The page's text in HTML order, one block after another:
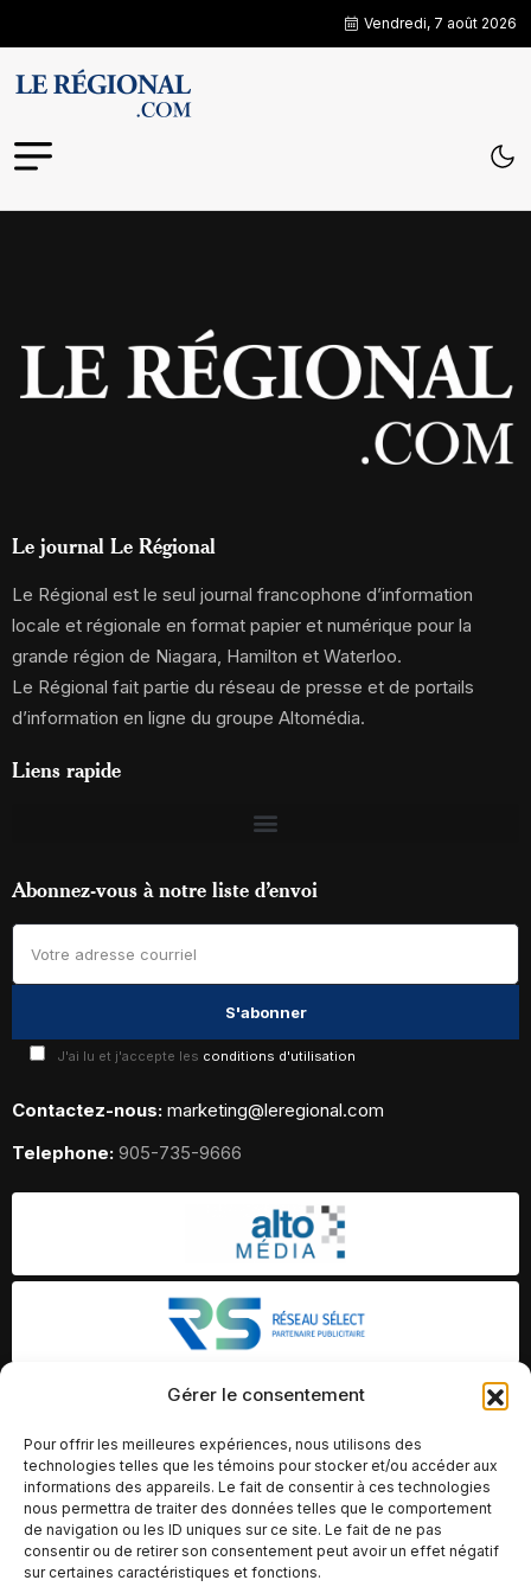
Gérer le consentement
Pour offrir les meilleures expériences, nous utilisons des
technologies telles que les témoins pour stocker et/ou accéder aux
informations des appareils. Le fait de consentir à ces technologies
nous permettra de traiter des données telles que le comportement
de navigation ou les ID uniques sur ce site. Le fait de ne pas
consentir ou de retirer son consentement peut avoir un effet négatif
sur certaines caractéristiques et fonctions.
Vendredi, 7 août 2026
Le journal Le Régional
Le Régional est le seul journal francophone d’information
locale et régionale en format papier et numérique pour la
grande région de Niagara, Hamilton et Waterloo.
Le Régional fait partie du réseau de presse et de portails
d’information en ligne du groupe Altomédia.
Liens rapide
Abonnez-vous à notre liste d’envoi
J'ai lu et j'accepte les conditions d'utilisation
Contactez-nous: marketing@leregional.com
Telephone: 905-735-9666